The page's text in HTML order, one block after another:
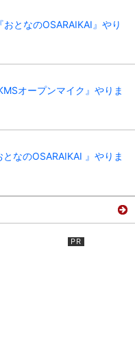
となのOSARAIKAI』やり
オープンマイク』やりま
なのOSARAIKAI 』やりま